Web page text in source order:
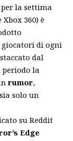
la settima
360) è
di ogni
dal
la
rumor,
solo un
su Reddit
Edge